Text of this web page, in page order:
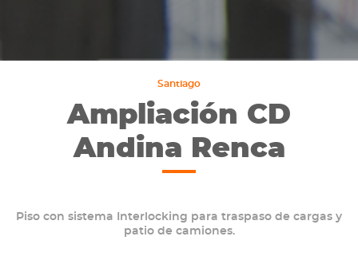
Santiago
Ampliación CD
Andina Renca
Piso con sistema Interlocking para traspaso de cargas y
patio de camiones.